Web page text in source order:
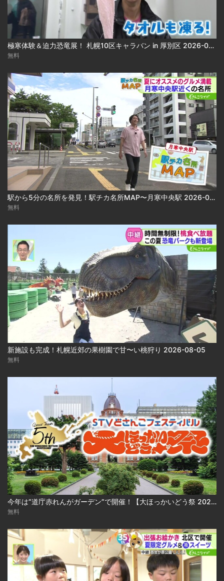
極寒体験＆迫力恐竜展！ 札幌10区キャラバン in 厚別区 2026-08-05
無料
駅から5分の名所を発見！駅チカ名所MAP〜月寒中央駅 2026-08-05
無料
新施設も完成！札幌近郊の果樹園で甘〜い桃狩り 2026-08-05
無料
今年は“道庁赤れんがガーデン”で開催！【大ほっかいどう祭 2026】
無料